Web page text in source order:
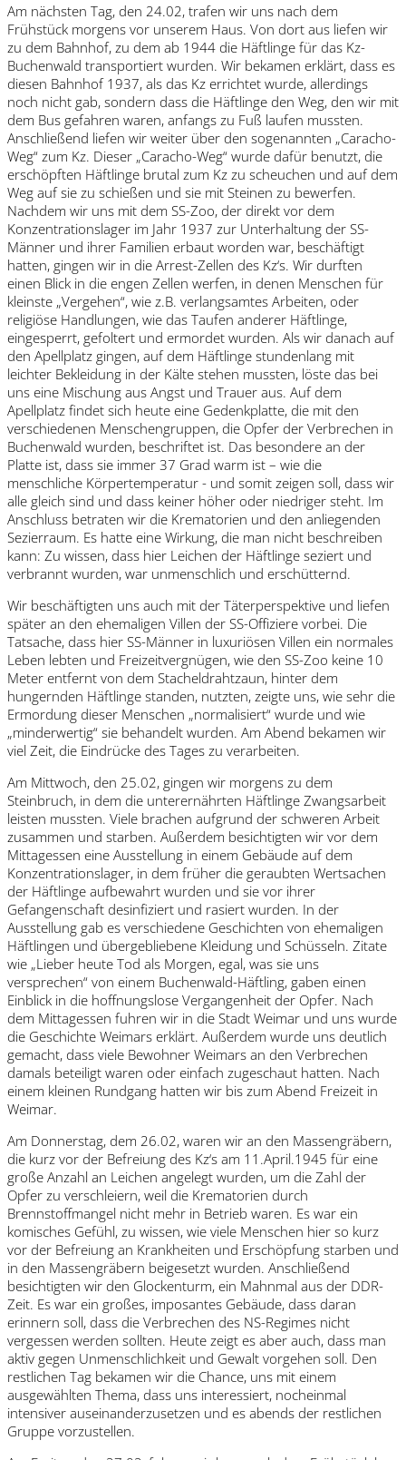
Am nächsten Tag, den 24.02, trafen wir uns nach dem
Frühstück morgens vor unserem Haus. Von dort aus liefen wir
zu dem Bahnhof, zu dem ab 1944 die Häftlinge für das Kz-
Buchenwald transportiert wurden. Wir bekamen erklärt, dass es
diesen Bahnhof 1937, als das Kz errichtet wurde, allerdings
noch nicht gab, sondern dass die Häftlinge den Weg, den wir mit
dem Bus gefahren waren, anfangs zu Fuß laufen mussten.
Anschließend liefen wir weiter über den sogenannten „Caracho-
Weg“ zum Kz. Dieser „Caracho-Weg“ wurde dafür benutzt, die
erschöpften Häftlinge brutal zum Kz zu scheuchen und auf dem
Weg auf sie zu schießen und sie mit Steinen zu bewerfen.
Nachdem wir uns mit dem SS-Zoo, der direkt vor dem
Konzentrationslager im Jahr 1937 zur Unterhaltung der SS-
Männer und ihrer Familien erbaut worden war, beschäftigt
hatten, gingen wir in die Arrest-Zellen des Kz‘s. Wir durften
einen Blick in die engen Zellen werfen, in denen Menschen für
kleinste „Vergehen“, wie z.B. verlangsamtes Arbeiten, oder
religiöse Handlungen, wie das Taufen anderer Häftlinge,
eingesperrt, gefoltert und ermordet wurden. Als wir danach auf
den Apellplatz gingen, auf dem Häftlinge stundenlang mit
leichter Bekleidung in der Kälte stehen mussten, löste das bei
uns eine Mischung aus Angst und Trauer aus. Auf dem
Apellplatz findet sich heute eine Gedenkplatte, die mit den
verschiedenen Menschengruppen, die Opfer der Verbrechen in
Buchenwald wurden, beschriftet ist. Das besondere an der
Platte ist, dass sie immer 37 Grad warm ist – wie die
menschliche Körpertemperatur - und somit zeigen soll, dass wir
alle gleich sind und dass keiner höher oder niedriger steht. Im
Anschluss betraten wir die Krematorien und den anliegenden
Sezierraum. Es hatte eine Wirkung, die man nicht beschreiben
kann: Zu wissen, dass hier Leichen der Häftlinge seziert und
verbrannt wurden, war unmenschlich und erschütternd.
Wir beschäftigten uns auch mit der Täterperspektive und liefen
später an den ehemaligen Villen der SS-Offiziere vorbei. Die
Tatsache, dass hier SS-Männer in luxuriösen Villen ein normales
Leben lebten und Freizeitvergnügen, wie den SS-Zoo keine 10
Meter entfernt von dem Stacheldrahtzaun, hinter dem
hungernden Häftlinge standen, nutzten, zeigte uns, wie sehr die
Ermordung dieser Menschen „normalisiert“ wurde und wie
„minderwertig“ sie behandelt wurden. Am Abend bekamen wir
viel Zeit, die Eindrücke des Tages zu verarbeiten.
Am Mittwoch, den 25.02, gingen wir morgens zu dem
Steinbruch, in dem die unterernährten Häftlinge Zwangsarbeit
leisten mussten. Viele brachen aufgrund der schweren Arbeit
zusammen und starben. Außerdem besichtigten wir vor dem
Mittagessen eine Ausstellung in einem Gebäude auf dem
Konzentrationslager, in dem früher die geraubten Wertsachen
der Häftlinge aufbewahrt wurden und sie vor ihrer
Gefangenschaft desinfiziert und rasiert wurden. In der
Ausstellung gab es verschiedene Geschichten von ehemaligen
Häftlingen und übergebliebene Kleidung und Schüsseln. Zitate
wie „Lieber heute Tod als Morgen, egal, was sie uns
versprechen“ von einem Buchenwald-Häftling, gaben einen
Einblick in die hoffnungslose Vergangenheit der Opfer. Nach
dem Mittagessen fuhren wir in die Stadt Weimar und uns wurde
die Geschichte Weimars erklärt. Außerdem wurde uns deutlich
gemacht, dass viele Bewohner Weimars an den Verbrechen
damals beteiligt waren oder einfach zugeschaut hatten. Nach
einem kleinen Rundgang hatten wir bis zum Abend Freizeit in
Weimar.
Am Donnerstag, dem 26.02, waren wir an den Massengräbern,
die kurz vor der Befreiung des Kz‘s am 11.April.1945 für eine
große Anzahl an Leichen angelegt wurden, um die Zahl der
Opfer zu verschleiern, weil die Krematorien durch
Brennstoffmangel nicht mehr in Betrieb waren. Es war ein
komisches Gefühl, zu wissen, wie viele Menschen hier so kurz
vor der Befreiung an Krankheiten und Erschöpfung starben und
in den Massengräbern beigesetzt wurden. Anschließend
besichtigten wir den Glockenturm, ein Mahnmal aus der DDR-
Zeit. Es war ein großes, imposantes Gebäude, dass daran
erinnern soll, dass die Verbrechen des NS-Regimes nicht
vergessen werden sollten. Heute zeigt es aber auch, dass man
aktiv gegen Unmenschlichkeit und Gewalt vorgehen soll. Den
restlichen Tag bekamen wir die Chance, uns mit einem
ausgewählten Thema, dass uns interessiert, nocheinmal
intensiver auseinanderzusetzen und es abends der restlichen
Gruppe vorzustellen.